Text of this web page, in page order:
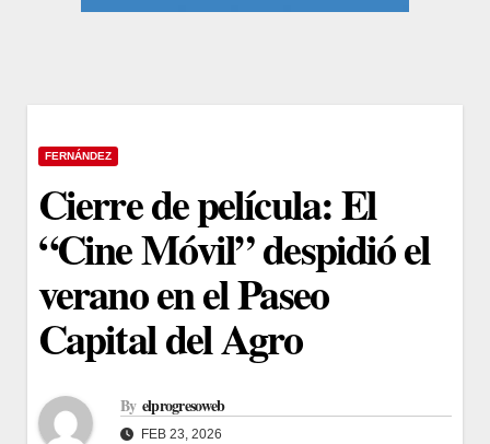
FERNÁNDEZ
Cierre de película: El
“Cine Móvil” despidió el
verano en el Paseo
Capital del Agro
By elprogresoweb
FEB 23, 2026